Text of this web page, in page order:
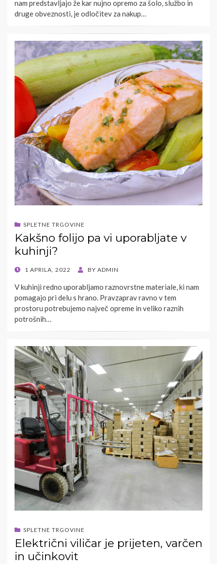
nam predstavljajo že kar nujno opremo za šolo, službo in
druge obveznosti, je odločitev za nakup…
SPLETNE TRGOVINE
Kakšno folijo pa vi uporabljate v
kuhinji?
POSTED
1 APRILA, 2022 BY ADMIN
V kuhinji redno uporabljamo raznovrstne materiale, ki nam
pomagajo pri delu s hrano. Pravzaprav ravno v tem
prostoru potrebujemo največ opreme in veliko raznih
potrošnih…
SPLETNE TRGOVINE
Električni viličar je prijeten, varčen
in učinkovit